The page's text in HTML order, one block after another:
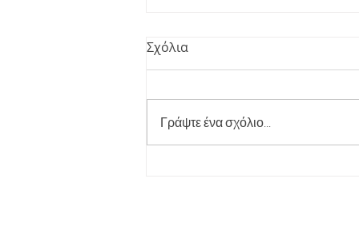
Σχόλια
Γράψτε ένα σχόλιο...